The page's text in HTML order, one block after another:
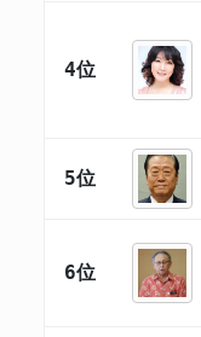
4位
5位
6位